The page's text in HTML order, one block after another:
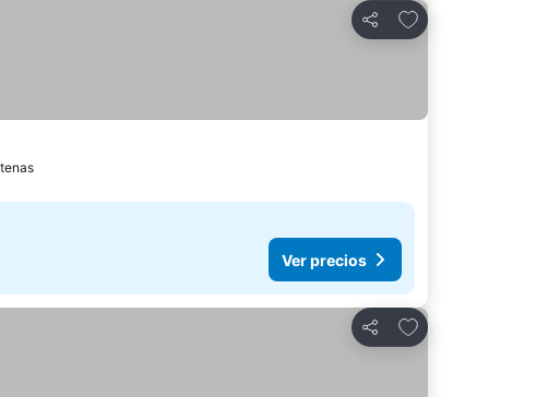
Compartir
Agregar a favoritos
Ver precios
Compartir
Agregar a favoritos